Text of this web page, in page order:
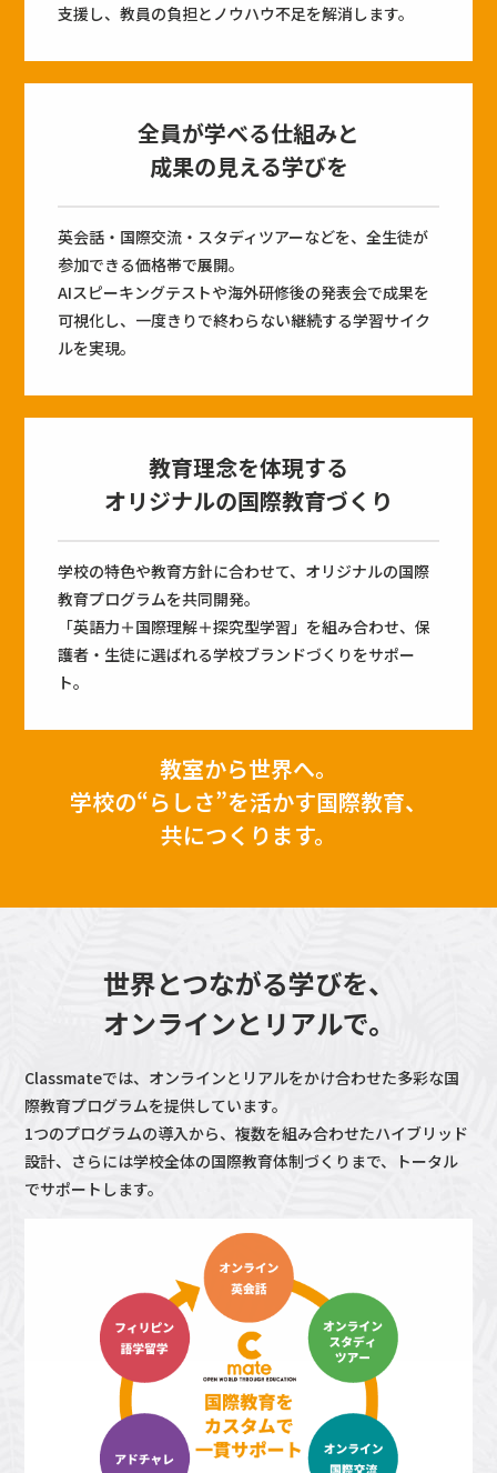
支援し、教員の負担とノウハウ不足を解消します。
全員が学べる仕組みと
成果の見える学びを
英会話・国際交流・スタディツアーなどを、全生徒が
参加できる価格帯で展開。
AIスピーキングテストや海外研修後の発表会で成果を
可視化し、一度きりで終わらない継続する学習サイク
ルを実現。
教育理念を体現する
オリジナルの国際教育づくり
学校の特色や教育方針に合わせて、オリジナルの国際
教育プログラムを共同開発。
「英語力＋国際理解＋探究型学習」を組み合わせ、保
護者・生徒に選ばれる学校ブランドづくりをサポー
ト。
教室から世界へ。
学校の“らしさ”を活かす国際教育、
共につくります。
世界とつながる学びを、
オンラインとリアルで。
Classmateでは、オンラインとリアルをかけ合わせた多彩な国
際教育プログラムを提供しています。
1つのプログラムの導入から、複数を組み合わせたハイブリッド
設計、さらには学校全体の国際教育体制づくりまで、トータル
でサポートします。